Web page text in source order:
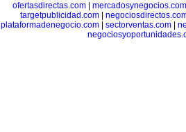
ofertasdirectas.com
mercadosynegocios.com
targetpublicidad.com
plataformadenegocio.com| sectorventas.com|